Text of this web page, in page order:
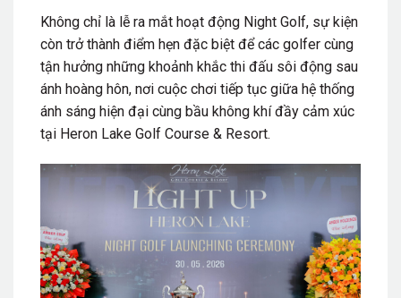
Không chỉ là lễ ra mắt hoạt động Night Golf, sự kiện
còn trở thành điểm hẹn đặc biệt để các golfer cùng
tận hưởng những khoảnh khắc thi đấu sôi động sau
ánh hoàng hôn, nơi cuộc chơi tiếp tục giữa hệ thống
ánh sáng hiện đại cùng bầu không khí đầy cảm xúc
tại Heron Lake Golf Course & Resort.